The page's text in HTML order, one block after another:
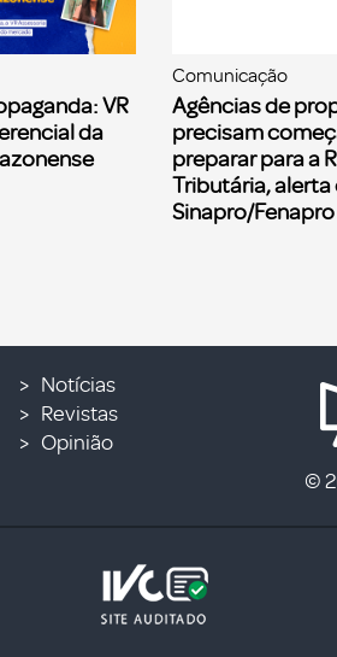
VR
da
Comunicação
Agências de
precisam
preparar para a
Tributária, alerta
Sinapro/Fenapro
Notícias
Revistas
Opinião
©